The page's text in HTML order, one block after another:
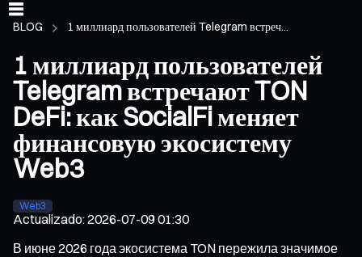
BLOG 1 миллиард пользователей Telegram встреч...
1 миллиард пользователей
Telegram встречают TON
DeFi: как SocialFi меняет
финансовую экосистему
Web3
Web3
Actualizado:2026-07-09 01:30
В июне 2026 года экосистема TON пережила значимое